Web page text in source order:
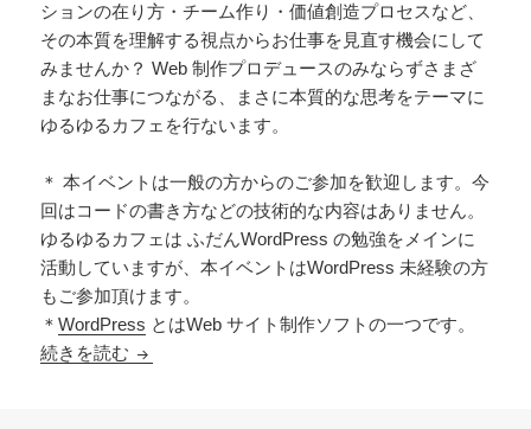
ションの在り方・チーム作り・価値創造プロセスなど、
その本質を理解する視点からお仕事を見直す機会にして
みませんか？ Web 制作プロデュースのみならずさまざ
まなお仕事につながる、まさに本質的な思考をテーマに
ゆるゆるカフェを行ないます。
＊ 本イベントは一般の方からのご参加を歓迎します。今
回はコードの書き方などの技術的な内容はありません。
ゆるゆるカフェは ふだんWordPress の勉強をメインに
活動していますが、本イベントはWordPress 未経験の方
もご参加頂けます。
＊WordPress とはWeb サイト制作ソフトの一つです。
続きを読む 【2015年３月14日｜西新宿 】本質を思考する力